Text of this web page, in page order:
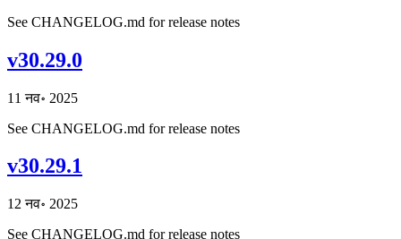
See CHANGELOG.md for release notes
v30.29.0
11 नव॰ 2025
See CHANGELOG.md for release notes
v30.29.1
12 नव॰ 2025
See CHANGELOG.md for release notes